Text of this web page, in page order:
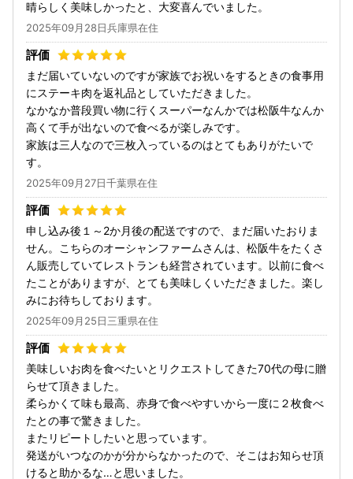
晴らしく美味しかったと、大変喜んでいました。
2025年09月28日兵庫県在住
まだ届いていないのですが家族でお祝いをするときの食事用
にステーキ肉を返礼品としていただきました。
なかなか普段買い物に行くスーパーなんかでは松阪牛なんか
高くて手が出ないので食べるが楽しみです。
家族は三人なので三枚入っているのはとてもありがたいで
す。
2025年09月27日千葉県在住
申し込み後１～2か月後の配送ですので、まだ届いたおりま
せん。こちらのオーシャンファームさんは、松阪牛をたくさ
ん販売していてレストランも経営されています。以前に食べ
たことがありますが、とても美味しくいただきました。楽し
みにお待ちしております。
2025年09月25日三重県在住
美味しいお肉を食べたいとリクエストしてきた70代の母に贈
らせて頂きました。
柔らかくて味も最高、赤身で食べやすいから一度に２枚食べ
たとの事で驚きました。
またリピートしたいと思っています。
発送がいつなのかが分からなかったので、そこはお知らせ頂
けると助かるな…と思いました。